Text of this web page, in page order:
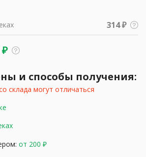
314 ₽
₽
и способы получения:
склада могут отличаться
от 200 ₽